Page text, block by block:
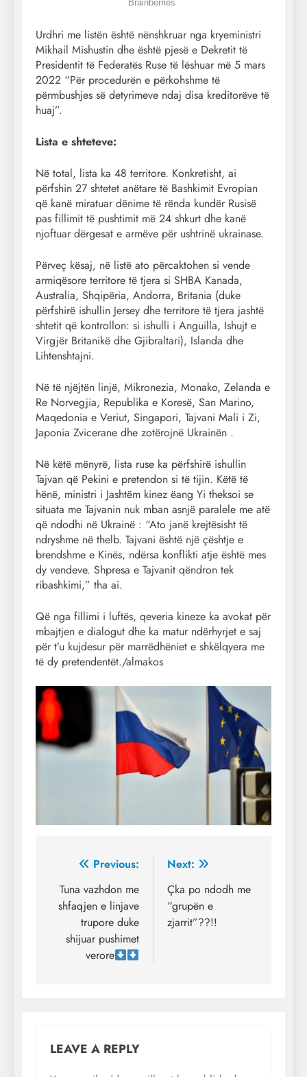
Urdhri me listën është nënshkruar nga kryeministri
Mikhail Mishustin dhe është pjesë e Dekretit të
Presidentit të Federatës Ruse të lëshuar më 5 mars
2022 “Për procedurën e përkohshme të
përmbushjes së detyrimeve ndaj disa kreditorëve të
huaj”.
Lista e shteteve:
Në total, lista ka 48 territore. Konkretisht, ai
përfshin 27 shtetet anëtare të Bashkimit Evropian
që kanë miratuar dënime të rënda kundër Rusisë
pas fillimit të pushtimit më 24 shkurt dhe kanë
njoftuar dërgesat e armëve për ushtrinë ukrainase.
Përveç kësaj, në listë ato përcaktohen si vende
armiqësore territore të tjera si SHBA Kanada,
Australia, Shqipëria, Andorra, Britania (duke
përfshirë ishullin Jersey dhe territore të tjera jashtë
shtetit që kontrollon: si ishulli i Anguilla, Ishujt e
Virgjër Britanikë dhe Gjibraltari), Islanda dhe
Lihtenshtajni.
Në të njëjtën linjë, Mikronezia, Monako, Zelanda e
Re Norvegjia, Republika e Koresë, San Marino,
Maqedonia e Veriut, Singapori, Tajvani Mali i Zi,
Japonia Zvicerane dhe zotërojnë Ukrainën .
Në këtë mënyrë, lista ruse ka përfshirë ishullin
Tajvan që Pekini e pretendon si të tijin. Këtë të
hënë, ministri i Jashtëm kinez ëang Yi theksoi se
situata me Tajvanin nuk mban asnjë paralele me atë
që ndodhi në Ukrainë : “Ato janë krejtësisht të
ndryshme në thelb. Tajvani është një çështje e
brendshme e Kinës, ndërsa konflikti atje është mes
dy vendeve. Shpresa e Tajvanit qëndron tek
ribashkimi,” tha ai.
Që nga fillimi i luftës, qeveria kineze ka avokat për
mbajtjen e dialogut dhe ka matur ndërhyrjet e saj
për t’u kujdesur për marrëdhëniet e shkëlqyera me
të dy pretendentët./almakos
Post
navigation
Previous:
Tuna vazhdon me
shfaqjen e linjave
trupore duke
shijuar pushimet
verore
Next:
Çka po ndodh me
“grupën e
zjarrit”??!!
LEAVE A REPLY